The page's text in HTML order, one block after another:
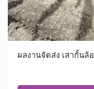
ผลงานจัดส่ง เสากั้นล้อ